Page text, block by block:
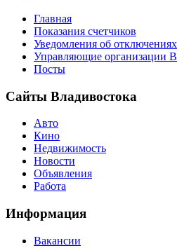
Главная
Показания счетчиков
Уведомления об
Управляющие организации
Посты
Сайты Владивостока
Авто
Кино
Недвижимость
Новости
Объявления
Работа
Информация
Вакансии